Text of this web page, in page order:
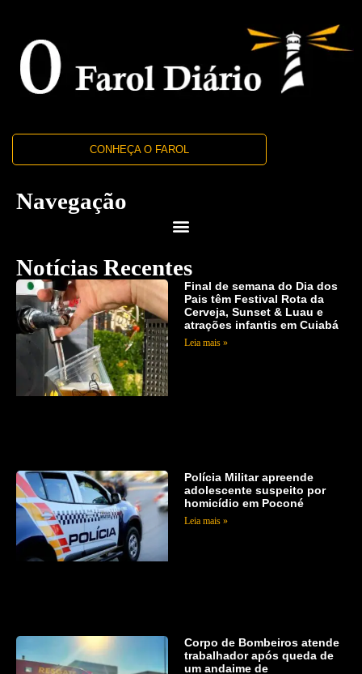
CONHEÇA O FAROL
Navegação
Notícias Recentes
Final de semana do Dia dos
Pais têm Festival Rota da
Cerveja, Sunset & Luau e
atrações infantis em Cuiabá
Leia mais »
Polícia Militar apreende
adolescente suspeito por
homicídio em Poconé
Leia mais »
Corpo de Bombeiros atende
trabalhador após queda de
um andaime de